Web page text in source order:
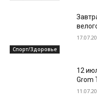
Спорт/Здоровье
12
Grom